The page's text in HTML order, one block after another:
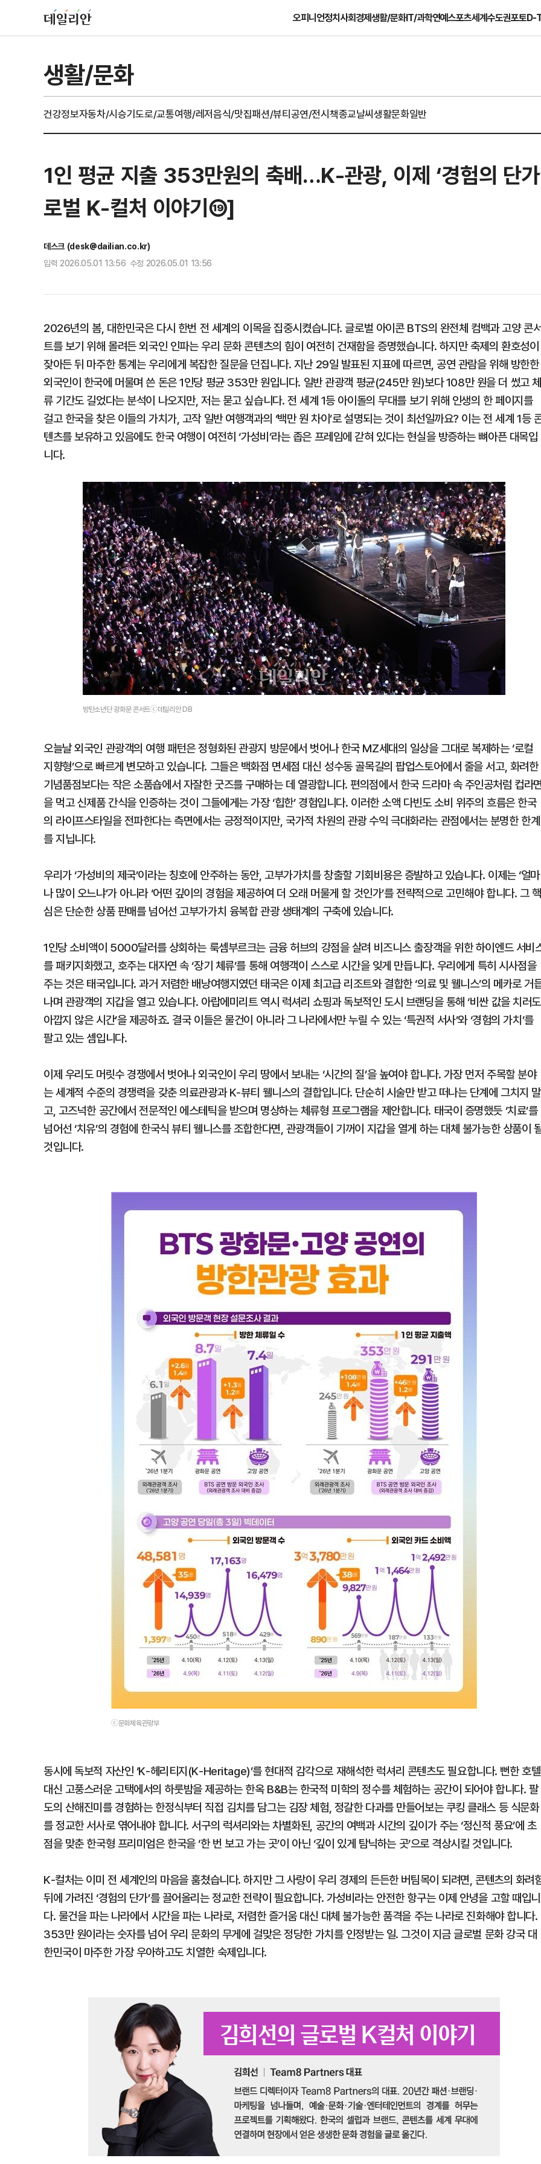
오피니언정치사회경제생활/문화IT/과학연예스포츠세계수도권포토D-
생활/문화
건강정보자동차/시승기도로/교통여행/레저음식/맛집패션/뷰티공연/전시책종교날씨생활문화일반
1인 평균 지출 353만원의 축배…K-관광, 이제 ‘경험의 단
로벌 K-컬처 이야기⑲]
데스크 (desk@dailian.co.kr)
입력 2026.05.01 13:56 수정 2026.05.01 13:56
2026년의 봄, 대한민국은 다시 한번 전 세계의 이목을 집중시켰습니다. 글로벌 아이콘 BTS의 완전체 컴백과 고양 콘
트를 보기 위해 몰려든 외국인 인파는 우리 문화 콘텐츠의 힘이 여전히 건재함을 증명했습니다. 하지만 축제의 환호성이
잦아든 뒤 마주한 통계는 우리에게 복잡한 질문을 던집니다. 지난 29일 발표된 지표에 따르면, 공연 관람을 위해 방한한
외국인이 한국에 머물며 쓴 돈은 1인당 평균 353만 원입니다. 일반 관광객 평균(245만 원)보다 108만 원을 더 썼고 체
류 기간도 길었다는 분석이 나오지만, 저는 묻고 싶습니다. 전 세계 1등 아이돌의 무대를 보기 위해 인생의 한 페이지를
걸고 한국을 찾은 이들의 가치가, 고작 일반 여행객과의 ‘백만 원 차이’로 설명되는 것이 최선일까요? 이는 전 세계 1등
텐츠를 보유하고 있음에도 한국 여행이 여전히 ‘가성비’라는 좁은 프레임에 갇혀 있다는 현실을 방증하는 뼈아픈 대목입
니다.
방탄소년단 광화문 콘서트ⓒ데일리안 DB
오늘날 외국인 관광객의 여행 패턴은 정형화된 관광지 방문에서 벗어나 한국 MZ세대의 일상을 그대로 복제하는 ‘로컬
지향형’으로 빠르게 변모하고 있습니다. 그들은 백화점 면세점 대신 성수동 골목길의 팝업스토어에서 줄을 서고, 화려한
기념품점보다는 작은 소품숍에서 자잘한 굿즈를 구매하는 데 열광합니다. 편의점에서 한국 드라마 속 주인공처럼 컵라
을 먹고 신제품 간식을 인증하는 것이 그들에게는 가장 ‘힙한’ 경험입니다. 이러한 소액 다빈도 소비 위주의 흐름은 한국
의 라이프스타일을 전파한다는 측면에서는 긍정적이지만, 국가적 차원의 관광 수익 극대화라는 관점에서는 분명한 한계
를 지닙니다.
우리가 ‘가성비의 제국’이라는 칭호에 안주하는 동안, 고부가가치를 창출할 기회비용은 증발하고 있습니다. 이제는 ‘얼마
나 많이 오느냐’가 아니라 ‘어떤 깊이의 경험을 제공하여 더 오래 머물게 할 것인가’를 전략적으로 고민해야 합니다. 그 핵
심은 단순한 상품 판매를 넘어선 고부가가치 융복합 관광 생태계의 구축에 있습니다.
1인당 소비액이 5000달러를 상회하는 룩셈부르크는 금융 허브의 강점을 살려 비즈니스 출장객을 위한 하이엔드 서비
를 패키지화했고, 호주는 대자연 속 ‘장기 체류’를 통해 여행객이 스스로 시간을 잊게 만듭니다. 우리에게 특히 시사점을
주는 것은 태국입니다. 과거 저렴한 배낭여행지였던 태국은 이제 최고급 리조트와 결합한 ‘의료 및 웰니스’의 메카로 거
나며 관광객의 지갑을 열고 있습니다. 아랍에미리트 역시 럭셔리 쇼핑과 독보적인 도시 브랜딩을 통해 ‘비싼 값을 치러도
아깝지 않은 시간’을 제공하죠. 결국 이들은 물건이 아니라 그 나라에서만 누릴 수 있는 ‘특권적 서사’와 ‘경험의 가치’를
팔고 있는 셈입니다.
이제 우리도 머릿수 경쟁에서 벗어나 외국인이 우리 땅에서 보내는 ‘시간의 질’을 높여야 합니다. 가장 먼저 주목할 분야
는 세계적 수준의 경쟁력을 갖춘 의료관광과 K-뷰티 웰니스의 결합입니다. 단순히 시술만 받고 떠나는 단계에 그치지 말
고, 고즈넉한 공간에서 전문적인 에스테틱을 받으며 명상하는 체류형 프로그램을 제안합니다. 태국이 증명했듯 ‘치료’를
넘어선 ‘치유’의 경험에 한국식 뷰티 웰니스를 조합한다면, 관광객들이 기꺼이 지갑을 열게 하는 대체 불가능한 상품이
것입니다.
ⓒ문화체육관광부
동시에 독보적 자산인 ‘K-헤리티지(K-Heritage)’를 현대적 감각으로 재해석한 럭셔리 콘텐츠도 필요합니다. 뻔한 호텔
대신 고풍스러운 고택에서의 하룻밤을 제공하는 한옥 B&B는 한국적 미학의 정수를 체험하는 공간이 되어야 합니다. 팔
도의 산해진미를 경험하는 한정식부터 직접 김치를 담그는 김장 체험, 정갈한 다과를 만들어보는 쿠킹 클래스 등 식문화
를 정교한 서사로 엮어내야 합니다. 서구의 럭셔리와는 차별화된, 공간의 여백과 시간의 깊이가 주는 ‘정신적 풍요’에 초
점을 맞춘 한국형 프리미엄은 한국을 ‘한 번 보고 가는 곳’이 아닌 ‘깊이 있게 탐닉하는 곳’으로 격상시킬 것입니다.
K-컬처는 이미 전 세계인의 마음을 훔쳤습니다. 하지만 그 사랑이 우리 경제의 든든한 버팀목이 되려면, 콘텐츠의 화려
뒤에 가려진 ‘경험의 단가’를 끌어올리는 정교한 전략이 필요합니다. 가성비라는 안전한 항구는 이제 안녕을 고할 때입니
다. 물건을 파는 나라에서 시간을 파는 나라로, 저렴한 즐거움 대신 대체 불가능한 품격을 주는 나라로 진화해야 합니다.
353만 원이라는 숫자를 넘어 우리 문화의 무게에 걸맞은 정당한 가치를 인정받는 일. 그것이 지금 글로벌 문화 강국 대
한민국이 마주한 가장 우아하고도 치열한 숙제입니다.